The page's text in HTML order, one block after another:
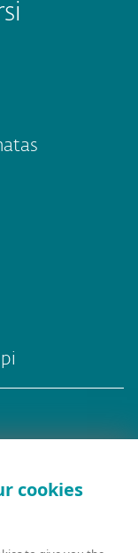
cookies